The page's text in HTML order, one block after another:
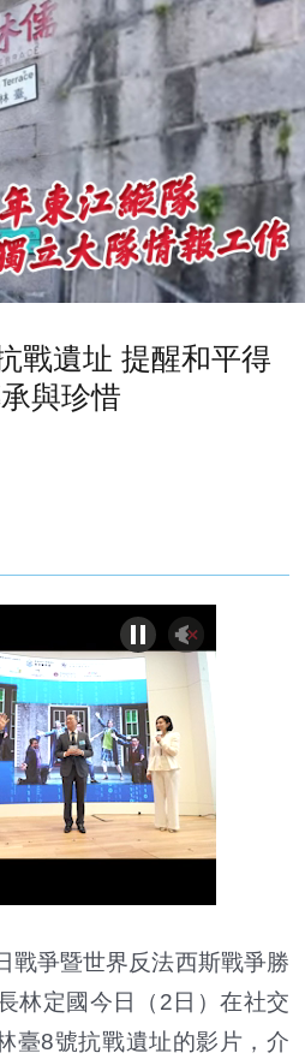
戰遺址 提醒和平得
與珍惜
爭暨世界反法西斯戰爭勝
林定國今日（2日）在社交
臺8號抗戰遺址的影片，介